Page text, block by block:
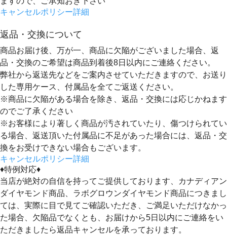
キャンセルポリシー詳細
返品・交換について
商品お届け後、万が一、商品に欠陥がございました場合、返
品・交換のご希望は商品到着後8日以内にご連絡ください。
弊社から返送先などをご案内させていただきますので、お送り
した専用ケース、付属品を全てご返送ください。
※商品に欠陥がある場合を除き、返品・交換には応じかねます
のでご了承ください
※お客様により著しく商品が汚されていたり、傷つけられてい
る場合、返送頂いた付属品に不足があった場合には、返品・交
換をお受けできない場合もございます。
キャンセルポリシー詳細
♦特例対応♦
当店が絶対の自信を持ってご提供しております、カナディアン
ダイヤモンド商品、ラボグロウンダイヤモンド商品につきまし
ては、実際に目で見てご確認いただき、ご満足いただけなかっ
た場合、欠陥品でなくとも、 お届けから5日以内にご連絡をい
ただきましたら返品キャンセルを承っております。